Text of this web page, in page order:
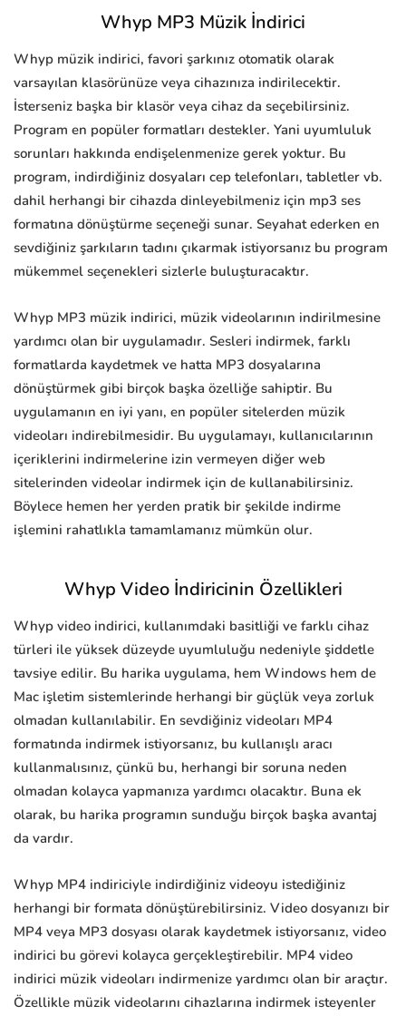
Whyp MP3 Müzik İndirici
Whyp müzik indirici, favori şarkınız otomatik olarak
varsayılan klasörünüze veya cihazınıza indirilecektir.
İsterseniz başka bir klasör veya cihaz da seçebilirsiniz.
Program en popüler formatları destekler. Yani uyumluluk
sorunları hakkında endişelenmenize gerek yoktur. Bu
program, indirdiğiniz dosyaları cep telefonları, tabletler vb.
dahil herhangi bir cihazda dinleyebilmeniz için mp3 ses
formatına dönüştürme seçeneği sunar. Seyahat ederken en
sevdiğiniz şarkıların tadını çıkarmak istiyorsanız bu program
mükemmel seçenekleri sizlerle buluşturacaktır.
Whyp MP3 müzik indirici, müzik videolarının indirilmesine
yardımcı olan bir uygulamadır. Sesleri indirmek, farklı
formatlarda kaydetmek ve hatta MP3 dosyalarına
dönüştürmek gibi birçok başka özelliğe sahiptir. Bu
uygulamanın en iyi yanı, en popüler sitelerden müzik
videoları indirebilmesidir. Bu uygulamayı, kullanıcılarının
içeriklerini indirmelerine izin vermeyen diğer web
sitelerinden videolar indirmek için de kullanabilirsiniz.
Böylece hemen her yerden pratik bir şekilde indirme
işlemini rahatlıkla tamamlamanız mümkün olur.
Whyp Video İndiricinin Özellikleri
Whyp video indirici, kullanımdaki basitliği ve farklı cihaz
türleri ile yüksek düzeyde uyumluluğu nedeniyle şiddetle
tavsiye edilir. Bu harika uygulama, hem Windows hem de
Mac işletim sistemlerinde herhangi bir güçlük veya zorluk
olmadan kullanılabilir. En sevdiğiniz videoları MP4
formatında indirmek istiyorsanız, bu kullanışlı aracı
kullanmalısınız, çünkü bu, herhangi bir soruna neden
olmadan kolayca yapmanıza yardımcı olacaktır. Buna ek
olarak, bu harika programın sunduğu birçok başka avantaj
da vardır.
Whyp MP4 indiriciyle indirdiğiniz videoyu istediğiniz
herhangi bir formata dönüştürebilirsiniz. Video dosyanızı bir
MP4 veya MP3 dosyası olarak kaydetmek istiyorsanız, video
indirici bu görevi kolayca gerçekleştirebilir. MP4 video
indirici müzik videoları indirmenize yardımcı olan bir araçtır.
Özellikle müzik videolarını cihazlarına indirmek isteyenler